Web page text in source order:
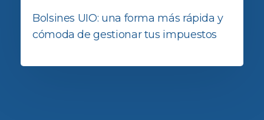
Bolsines UIO: una forma más rápida y
cómoda de gestionar tus impuestos